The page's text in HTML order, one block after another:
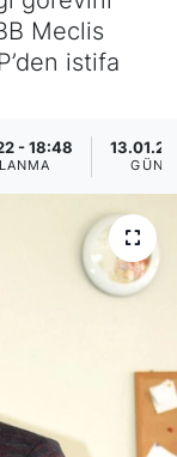
Meclis
istifa
- 18:48